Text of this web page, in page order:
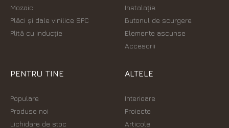
Mozaic
Plăci şi dale vinilice SPC
Plită cu inducție
Instalație
Butonul de scurgere
Elemente ascunse
Accesorii
PENTRU TINE
Populare
Produse noi
Lichidare de stoc
ALTELE
Interioare
Proiecte
Articole